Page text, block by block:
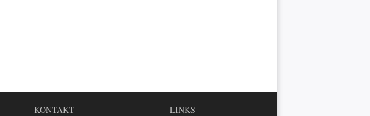
KONTAKT LINKS